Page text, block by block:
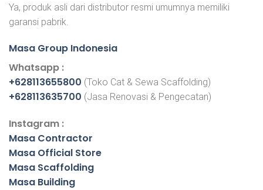
Ya, produk asli dari distributor resmi umumnya memiliki
garansi pabrik.
Masa Group Indonesia
Whatsapp :
+628113655800 (Toko Cat & Sewa Scaffolding)
+628113635700 (Jasa Renovasi & Pengecatan)
Instagram :
Masa Contractor
Masa Official Store
Masa Scaffolding
Masa Building